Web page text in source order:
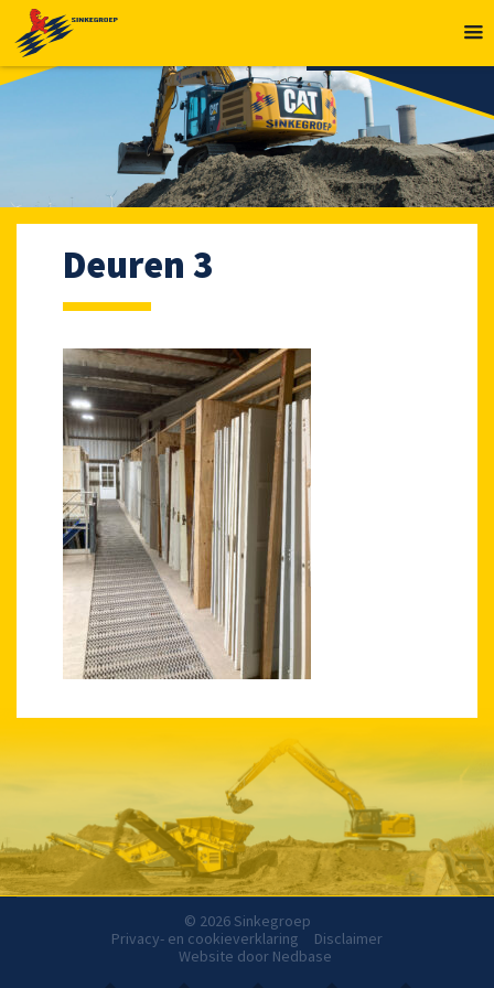
Deuren 3
© 2026 Sinkegroep
Privacy- en cookieverklaring
Disclaimer
Website door Nedbase